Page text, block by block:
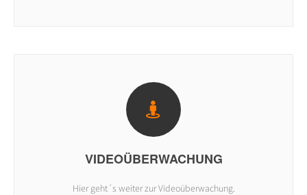
VIDEOÜBERWACHUNG
Hier geht´s weiter zur Videoüberwachung.